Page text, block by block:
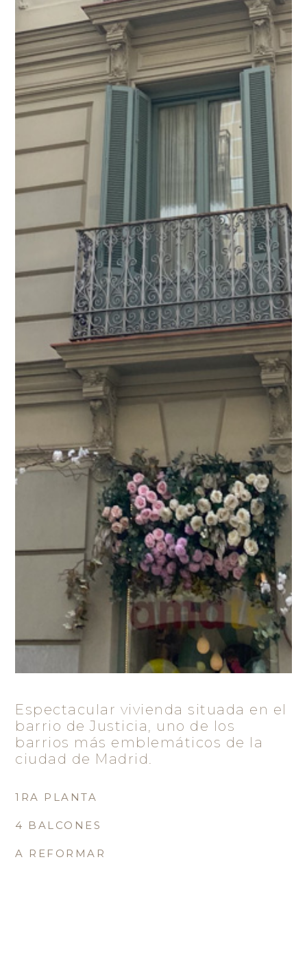
Espectacular vivienda situada en el
barrio de Justicia, uno de los
barrios más emblemáticos de la
ciudad de Madrid.
1RA PLANTA
4 BALCONES
A REFORMAR